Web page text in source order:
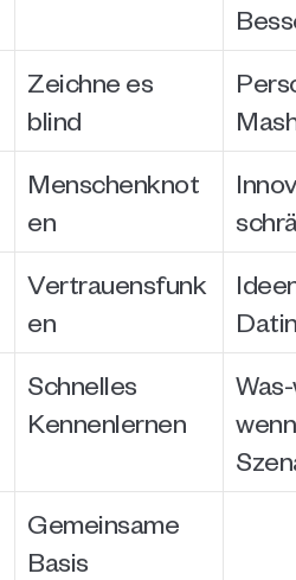
Zeichne es
blind
Menschenknot
en
Vertrauensfunk
en
Schnelles
Kennenlernen
Gemeinsame
Basis